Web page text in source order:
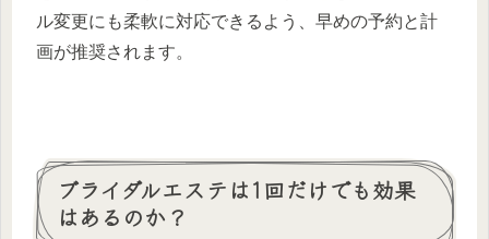
ル変更にも柔軟に対応できるよう、早めの予約と計
画が推奨されます。
ブライダルエステは1回だけでも効果
はあるのか？